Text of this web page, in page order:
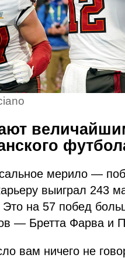
мерило —
выиграл 243
на 57 побед
— Бретта Фарва и
вам ничего не